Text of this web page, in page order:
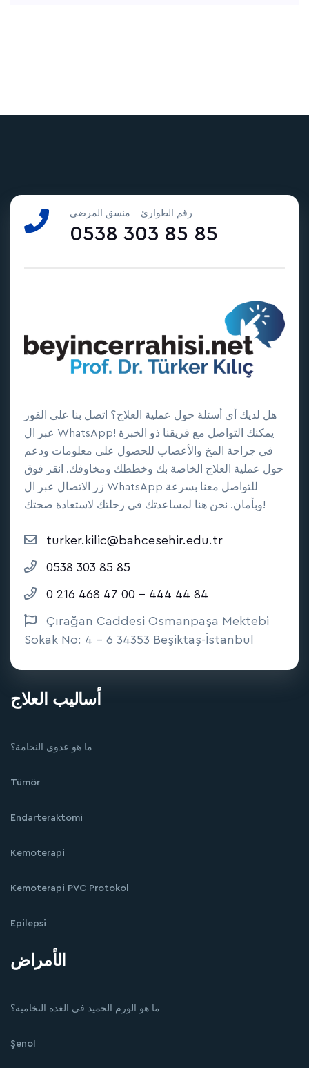
رقم الطوارئ - منسق المرضى
0538 303 85 85
هل لديك أي أسئلة حول عملية العلاج؟ اتصل بنا على الفور
عبر ال WhatsApp! يمكنك التواصل مع فريقنا ذو الخبرة
في جراحة المخ والأعصاب للحصول على معلومات ودعم
حول عملية العلاج الخاصة بك وخططك ومخاوفك. انقر فوق
زر الاتصال عبر ال WhatsApp للتواصل معنا بسرعة
وبأمان. نحن هنا لمساعدتك في رحلتك لاستعادة صحتك!
turker.kilic@bahcesehir.edu.tr
0538 303 85 85
0 216 468 47 00 - 444 44 84
Çırağan Caddesi Osmanpaşa Mektebi
Sokak No: 4 - 6 34353 Beşiktaş-İstanbul
أساليب العلاج
ما هو عدوى النخامة؟
Tümör
Endarteraktomi
Kemoterapi
Kemoterapi PVC Protokol
Epilepsi
الأمراض
ما هو الورم الحميد في الغدة النخامية؟
Şenol